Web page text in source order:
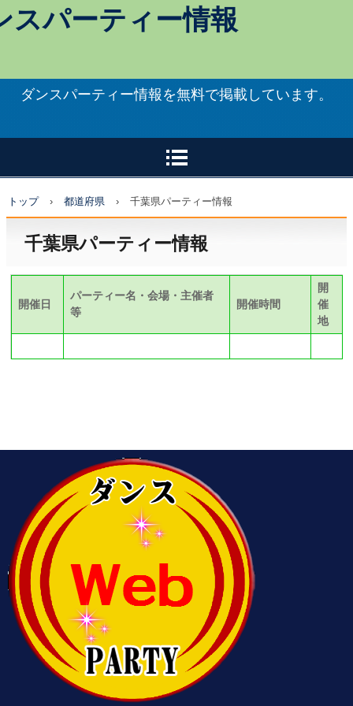
スパーティー情報
ダンスパーティー情報を無料で掲載しています。
トップ › 都道府県 › 千葉県パーティー情報
千葉県パーティー情報
開催日
パーティー名・会場・主催者
等
開催時間
開
催
地